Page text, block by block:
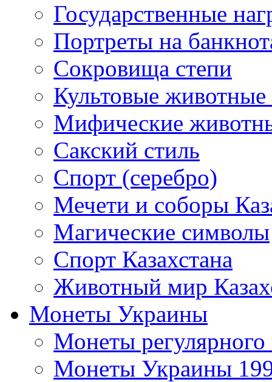
Государственные
Портреты на
Сокровища степи
Культовые
Мифические
Сакский стиль
Спорт (серебро)
Мечети и соборы
Магические символы
Спорт Казахстана
Животный мир
Монеты Украины
Монеты регулярного
Монеты Украины